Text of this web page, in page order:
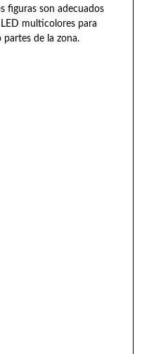
figuras son adecuados
multicolores para
de la zona.